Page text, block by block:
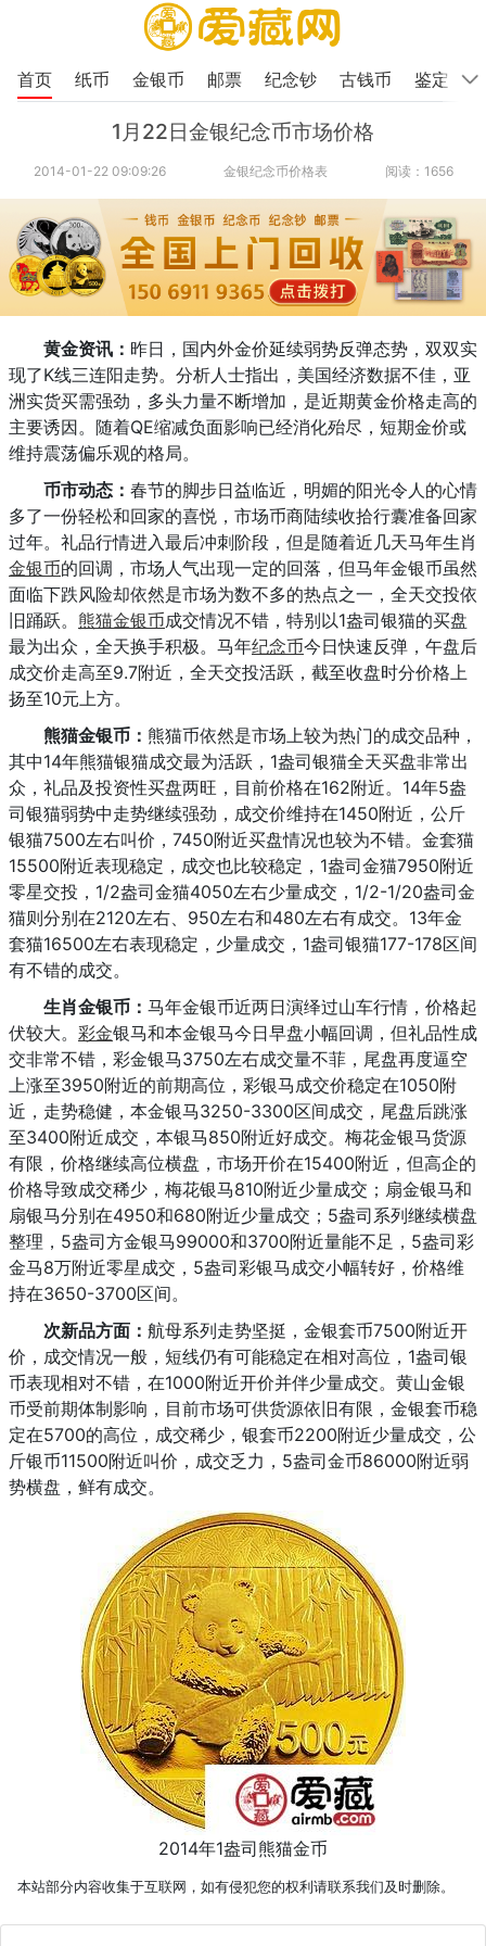
首页 纸币 金银币 邮票 纪念钞 古钱币 鉴定
1月22日金银纪念币市场价格
2014-01-22 09:09:26 金银纪念币价格表 阅读：1656
黄金资讯： 昨日，国内外金价延续弱势反弹态势，双双实
现了K线三连阳走势。分析人士指出，美国经济数据不佳，亚
洲实货买需强劲，多头力量不断增加，是近期黄金价格走高的
主要诱因。随着QE缩减负面影响已经消化殆尽，短期金价或
维持震荡偏乐观的格局。
币市动态： 春节的脚步日益临近，明媚的阳光令人的心情
多了一份轻松和回家的喜悦，市场币商陆续收拾行囊准备回家
过年。礼品行情进入最后冲刺阶段，但是随着近几天马年生肖
金银币的回调，市场人气出现一定的回落，但马年金银币虽然
面临下跌风险却依然是市场为数不多的热点之一，全天交投依
旧踊跃。 熊猫金银币成交情况不错，特别以1盎司银猫的买盘
最为出众，全天换手积极。马年纪念币今日快速反弹，午盘后
成交价走高至9.7附近，全天交投活跃，截至收盘时分价格上
扬至10元上方。
熊猫金银币： 熊猫币依然是市场上较为热门的成交品种，
其中14年熊猫银猫成交最为活跃，1盎司银猫全天买盘非常出
众，礼品及投资性买盘两旺，目前价格在162附近。14年5盎
司银猫弱势中走势继续强劲，成交价维持在1450附近，公斤
银猫7500左右叫价，7450附近买盘情况也较为不错。金套猫
15500附近表现稳定，成交也比较稳定，1盎司金猫7950附近
零星交投，1/2盎司金猫4050左右少量成交，1/2-1/20盎司金
猫则分别在2120左右、950左右和480左右有成交。13年金
套猫16500左右表现稳定，少量成交，1盎司银猫177-178区间
有不错的成交。
生肖金银币： 马年金银币近两日演绎过山车行情，价格起
伏较大。 彩金银马和本金银马今日早盘小幅回调，但礼品性成
交非常不错，彩金银马3750左右成交量不菲，尾盘再度逼空
上涨至3950附近的前期高位，彩银马成交价稳定在1050附
近，走势稳健，本金银马3250-3300区间成交，尾盘后跳涨
至3400附近成交，本银马850附近好成交。梅花金银马货源
有限，价格继续高位横盘，市场开价在15400附近，但高企的
价格导致成交稀少，梅花银马810附近少量成交；扇金银马和
扇银马分别在4950和680附近少量成交；5盎司系列继续横盘
整理，5盎司方金银马99000和3700附近量能不足，5盎司彩
金马8万附近零星成交，5盎司彩银马成交小幅转好，价格维
持在3650-3700区间。
次新品方面： 航母系列走势坚挺，金银套币7500附近开
价，成交情况一般，短线仍有可能稳定在相对高位，1盎司银
币表现相对不错，在1000附近开价并伴少量成交。黄山金银
币受前期体制影响，目前市场可供货源依旧有限，金银套币稳
定在5700的高位，成交稀少，银套币2200附近少量成交，公
斤银币11500附近叫价，成交乏力，5盎司金币86000附近弱
势横盘，鲜有成交。
2014年1盎司熊猫金币
本站部分内容收集于互联网，如有侵犯您的权利请联系我们及时删除。